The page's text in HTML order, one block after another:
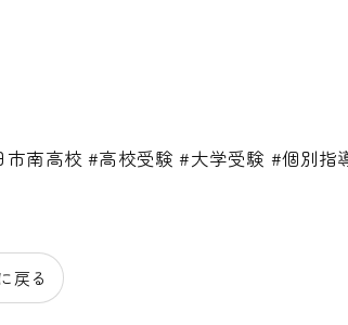
南高校 #高校受験 #大学受験 #個別指
戻る